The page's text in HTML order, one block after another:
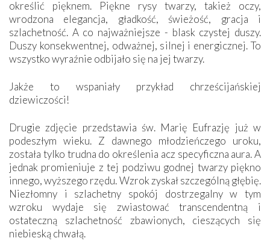
określić pięknem. Piękne rysy twarzy, takież oczy,
wrodzona elegancja, gładkość, świeżość, gracja i
szlachetność. A co najważniejsze - blask czystej duszy.
Duszy konsekwentnej, odważnej, silnej i energicznej. To
wszystko wyraźnie odbijało się na jej twarzy.
Jakże to wspaniały przykład chrześcijańskiej
dziewiczości!
Drugie zdjęcie przedstawia św. Marię Eufrazję już w
podeszłym wieku. Z dawnego młodzieńczego uroku,
została tylko trudna do określenia acz specyficzna aura. A
jednak promieniuje z tej podziwu godnej twarzy piękno
innego, wyższego rzędu. Wzrok zyskał szczególną głębię.
Niezłomny i szlachetny spokój dostrzegalny w tym
wzroku wydaje się zwiastować transcendentną i
ostateczną szlachetność zbawionych, cieszących się
niebieską chwałą.